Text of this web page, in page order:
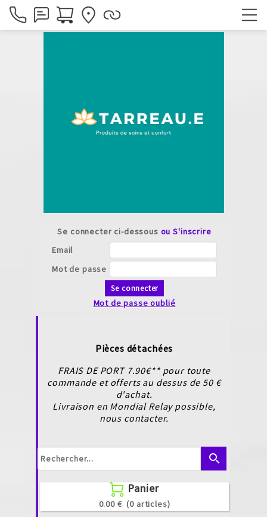
Se connecter ci-dessous ou S'inscrire
Email
Mot de passe
Se connecter
Mot de passe oublié
Pièces détachées
FRAIS DE PORT 7.90€** pour toute
commande et offerts au dessus de 50 €
d'achat.
Livraison en Mondial Relay possible,
nous contacter.
search
 Panier
0.00 € (0 articles)